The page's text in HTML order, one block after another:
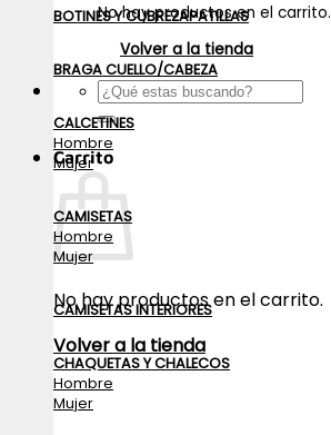
No hay productos en el carrito.
Volver a la tienda
Buscar
por:
Carrito
No hay productos en el carrito.
Volver a la tienda
BOTINES Y CUBREZAPATILLAS
BRAGA CUELLO/CABEZA
CALCETINES
Hombre
Mujer
CAMISETAS
Hombre
Mujer
CAMISETAS INTERIORES
CHAQUETAS Y CHALECOS
Hombre
Mujer